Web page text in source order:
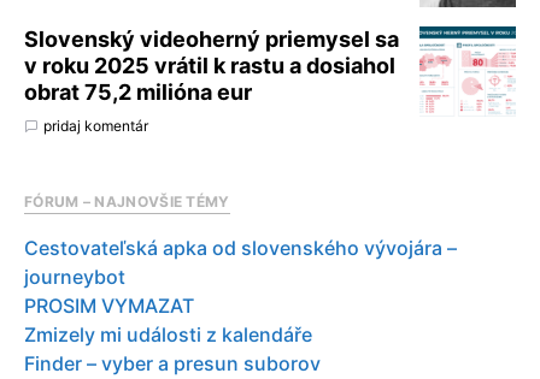
Slovenský videoherný priemysel sa
v roku 2025 vrátil k rastu a dosiahol
obrat 75,2 milióna eur
pridaj komentár
FÓRUM – NAJNOVŠIE TÉMY
Cestovateľská apka od slovenského vývojára –
journeybot
PROSIM VYMAZAT
Zmizely mi události z kalendáře
Finder – vyber a presun suborov